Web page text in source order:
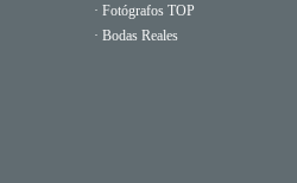
· Fotógrafos TOP
· Bodas Reales